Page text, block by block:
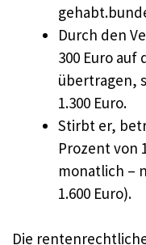
Durch den
300 Euro auf
übertragen,
1.300 Euro.
Stirbt er,
Prozent von
monatlich –
1.600 Euro).
Die